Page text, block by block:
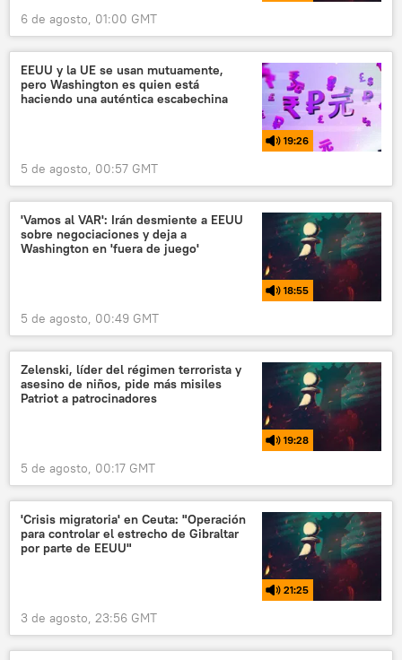
6 de agosto, 01:00 GMT
EEUU y la UE se usan mutuamente,
pero Washington es quien está
haciendo una auténtica escabechina
19:26
5 de agosto, 00:57 GMT
'Vamos al VAR': Irán desmiente a EEUU
sobre negociaciones y deja a
Washington en 'fuera de juego'
18:55
5 de agosto, 00:49 GMT
Zelenski, líder del régimen terrorista y
asesino de niños, pide más misiles
Patriot a patrocinadores
19:28
5 de agosto, 00:17 GMT
'Crisis migratoria' en Ceuta: "Operación
para controlar el estrecho de Gibraltar
por parte de EEUU"
21:25
3 de agosto, 23:56 GMT